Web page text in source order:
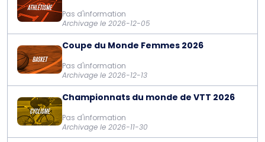
Pas d'information
Archivage le 2026-12-05
Coupe du Monde Femmes 2026
Pas d'information
Archivage le 2026-12-13
Championnats du monde de VTT 2026
Pas d'information
Archivage le 2026-11-30